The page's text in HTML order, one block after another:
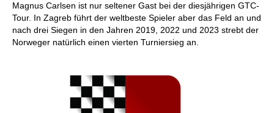
Magnus Carlsen ist nur seltener Gast bei der diesjährigen GTC-
Tour. In Zagreb führt der weltbeste Spieler aber das Feld an und
nach drei Siegen in den Jahren 2019, 2022 und 2023 strebt der
Norweger natürlich einen vierten Turniersieg an.